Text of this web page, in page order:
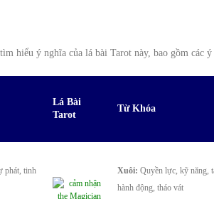
hiểu ý nghĩa của lá bài Tarot này, bao gồm các
Lá Bài
Tarot
Từ Khóa
phát, tinh
Xuôi: Quyền lực, kỹ năng,
hành động, tháo vát